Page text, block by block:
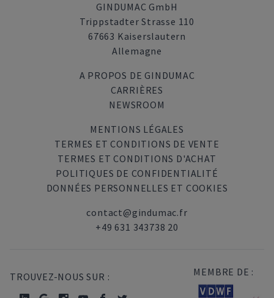
GINDUMAC GmbH
Trippstadter Strasse 110
67663 Kaiserslautern
Allemagne
A PROPOS DE GINDUMAC
CARRIÈRES
NEWSROOM
MENTIONS LÉGALES
TERMES ET CONDITIONS DE VENTE
TERMES ET CONDITIONS D'ACHAT
POLITIQUES DE CONFIDENTIALITÉ
DONNÉES PERSONNELLES ET COOKIES
contact@gindumac.fr
+49 631 343738 20
TROUVEZ-NOUS SUR : MEMBRE DE :